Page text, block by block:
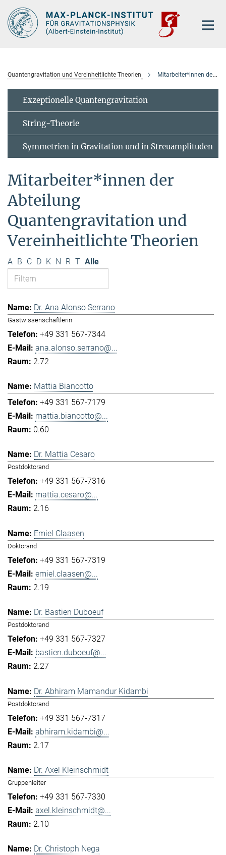
Hauptinhalt
Quantengravitation und Vereinheitlichte Theorien Mitarbeiter*innen der Abteilung
Exzeptionelle Quantengravitation
String-Theorie
Symmetrien in Gravitation und in Streuamplituden
Mitarbeiter*innen der
Abteilung
Quantengravitation und
Vereinheitlichte Theorien
A B C D K N R T Alle
Dr. Ana Alonso Serrano
Gastwissenschaftlerin
+49 331 567-7344
ana.alonso.serrano@...
2.72
Mattia Biancotto
+49 331 567-7179
mattia.biancotto@...
0.60
Dr. Mattia Cesaro
Postdoktorand
+49 331 567-7316
mattia.cesaro@...
2.16
Emiel Claasen
Doktorand
+49 331 567-7319
emiel.claasen@...
2.19
Dr. Bastien Duboeuf
Postdoktorand
+49 331 567-7327
bastien.duboeuf@...
2.27
Dr. Abhiram Mamandur Kidambi
Postdoktorand
+49 331 567-7317
abhiram.kidambi@...
2.17
Dr. Axel Kleinschmidt
Gruppenleiter
+49 331 567-7330
axel.kleinschmidt@...
2.10
Dr. Christoph Nega